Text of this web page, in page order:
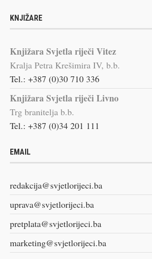
KNJIŽARE
Knjižara Svjetla riječi Vitez
Kralja Petra Krešimira IV, b.b.
Tel.: +387 (0)30 710 336
Knjižara Svjetla riječi Livno
Trg branitelja b.b.
Tel.: +387 (0)34 201 111
EMAIL
redakcija@svjetlorijeci.ba
uprava@svjetlorijeci.ba
pretplata@svjetlorijeci.ba
marketing@svjetlorijeci.ba